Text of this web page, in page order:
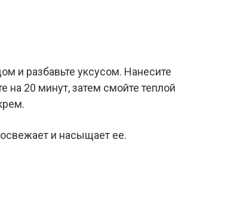
и разбавьте уксусом. Нанесите
на 20 минут, затем смойте теплой
и насыщает ее.